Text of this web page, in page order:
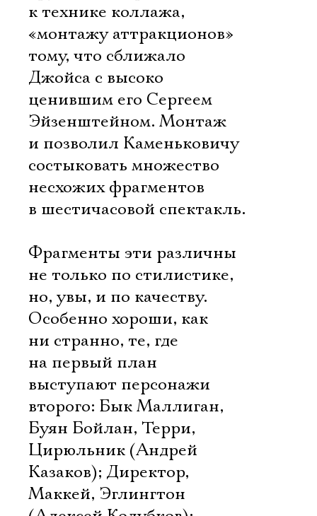
к технике коллажа,
«монтажу аттракционов» 
тому, что сближало
Джойса с высоко
ценившим его Сергеем
Эйзенштейном. Монтаж
и позволил Каменьковичу
состыковать множество
несхожих фрагментов
в шестичасовой спектакль.
Фрагменты эти различны
не только по стилистике,
но, увы, и по качеству.
Особенно хороши, как
ни странно, те, где
на первый план
выступают персонажи
второго: Бык Маллиган,
Буян Бойлан, Терри,
Цирюльник (Андрей
Казаков); Директор,
Маккей, Эглингтон